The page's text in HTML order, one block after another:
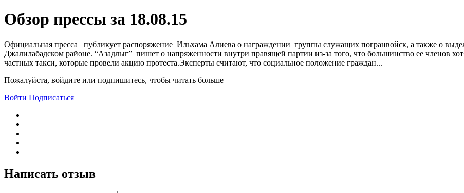
Обзор прессы за 18.08.15
Официальная пресса публикует распоряжение Ильхама Алиева о награждении группы служащих погранвойск, а также о
Джалилабадском районе. “Aзадлыг” пишет о напряженности внутри правящей партии из-за того, что большинство ее членов
частных такси, которые провели акцию протеста.Эксперты считают, что социальное положение граждан...
Пожалуйста, войдите или подпишитесь, чтобы читать больше
Войти Подписаться
Написать отзыв